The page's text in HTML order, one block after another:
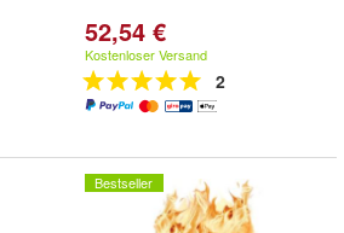
52,54 €
Kostenloser Versand
2
Bestseller